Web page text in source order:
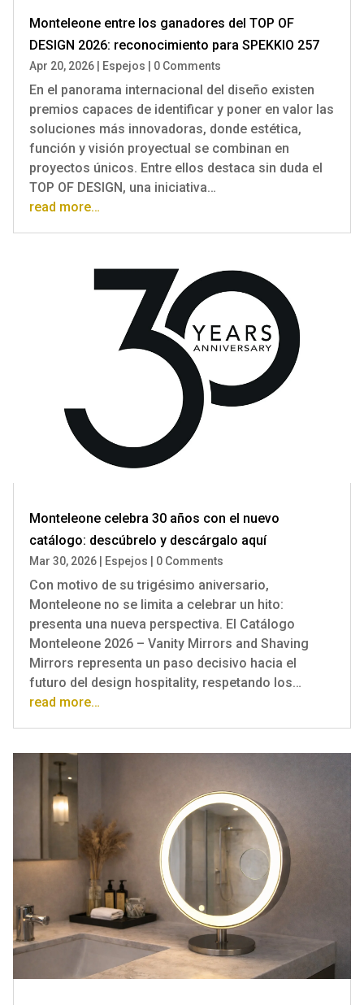
Monteleone entre los ganadores del TOP OF
DESIGN 2026: reconocimiento para SPEKKIO 257
Apr 20, 2026 Espejos 0 Comments
En el panorama internacional del diseño existen
premios capaces de identificar y poner en valor las
soluciones más innovadoras, donde estética,
función y visión proyectual se combinan en
proyectos únicos. Entre ellos destaca sin duda el
TOP OF DESIGN, una iniciativa…
read more…
Monteleone celebra 30 años con el nuevo
catálogo: descúbrelo y descárgalo aquí
Mar 30, 2026 Espejos 0 Comments
Con motivo de su trigésimo aniversario,
Monteleone no se limita a celebrar un hito:
presenta una nueva perspectiva. El Catálogo
Monteleone 2026 – Vanity Mirrors and Shaving
Mirrors representa un paso decisivo hacia el
futuro del design hospitality, respetando los…
read more…